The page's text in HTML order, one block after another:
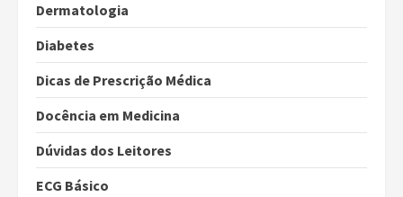
Dermatologia
Diabetes
Dicas de Prescrição Médica
Docência em Medicina
Dúvidas dos Leitores
ECG Básico